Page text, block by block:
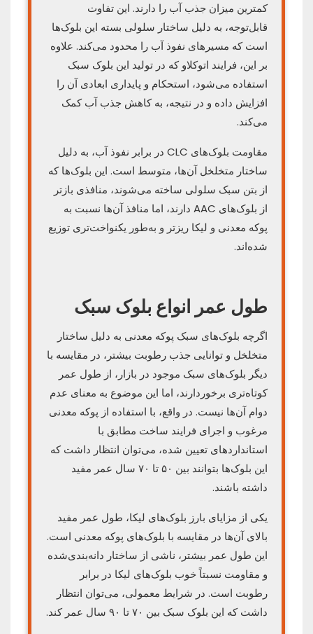
کمترین میزان جذب آب را دارند. این تفاوت
قابل‌توجه، به دلیل ساختار سلولی بسته این بلوک‌ها
است که مسیرهای نفوذ آب را محدود می‌کند. علاوه
بر این، فرایند اتوکلاو که در تولید این بلوک سبک
استفاده می‌شود، استحکام و پایداری ابعادی آن را
افزایش داده و در نتیجه، به کاهش جذب آب کمک
می‌کند.
مقاومت بلوک‌های CLC در برابر نفوذ آب، به دلیل
ساختار متخلخل آن‌ها، متوسط است. این بلوک‌ها که
از بتن سبک سلولی ساخته می‌شوند، منافذی بازتر
از بلوک‌های AAC دارند، اما منافذ آن‌ها نسبت به
پوکه معدنی و لیکا ریزتر و به‌طور یکنواخت‌تری توزیع
شده‌اند.
طول عمر انواع بلوک سبک
اگرچه بلوک‌های سبک پوکه معدنی به دلیل ساختار
متخلخل و توانایی جذب رطوبت بیشتر، در مقایسه با
دیگر بلوک‌های سبک موجود در بازار، از طول عمر
کوتاه‌تری برخوردارند، اما این موضوع به معنای عدم
دوام آن‌ها نیست. در واقع، با استفاده از پوکه معدنی
مرغوب و اجرای فرایند ساخت مطابق با
استانداردهای تعیین شده، می‌توان انتظار داشت که
این بلوک‌ها بتوانند بین ۵۰ تا ۷۰ سال عمر مفید
داشته باشند.
یکی از مزایای بارز بلوک‌های لیکا، طول عمر مفید
بالای آن‌ها در مقایسه با بلوک‌های پوکه معدنی است.
این طول عمر بیشتر، ناشی از ساختار دانه‌بندی‌شده
و مقاومت نسبتاً خوب بلوک‌های لیکا در برابر
رطوبت است. در شرایط معمولی، می‌توان انتظار
داشت که این بلوک سبک بین ۷۰ تا ۹۰ سال عمر کند.